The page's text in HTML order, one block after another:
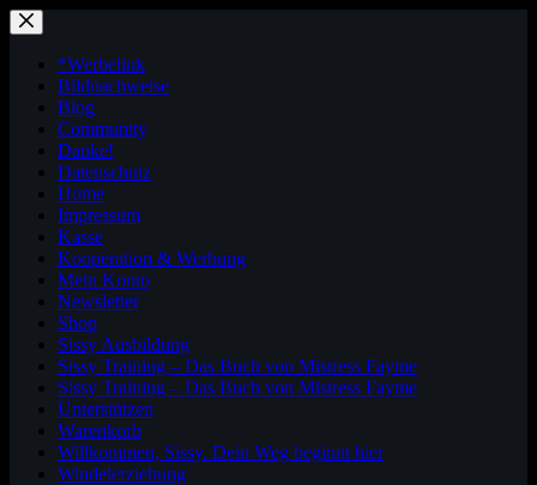
Zum
Inhalt
springen*Werbelink
Bildnachweise
Blog
Community
Danke!
Datenschutz
Home
Impressum
Kasse
Kooperation & Werbung
Mein Konto
Newsletter
Shop
Sissy Ausbildung
Sissy Training – Das Buch von Mistress Fayme
Sissy Training – Das Buch von Mistress Fayme
Unterstützen
Warenkorb
Willkommen, Sissy. Dein Weg beginnt hier
Windelerziehung